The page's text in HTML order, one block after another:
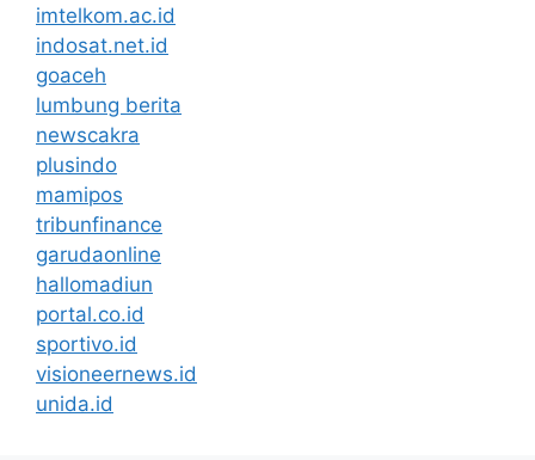
imtelkom.ac.id
indosat.net.id
goaceh
lumbung berita
newscakra
plusindo
mamipos
tribunfinance
garudaonline
hallomadiun
portal.co.id
sportivo.id
visioneernews.id
unida.id